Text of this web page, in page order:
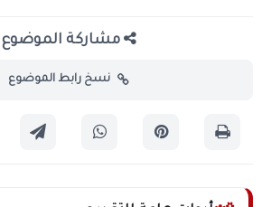
مشاركة الموضوع
نسخ رابط الموضوع